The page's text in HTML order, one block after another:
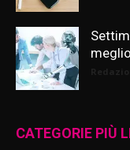
meglio
CATEGORIE PIÙ